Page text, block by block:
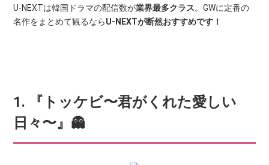
U-NEXTは韓国ドラマの配信数が業界最多クラス。GWに定番の
名作をまとめて観るならU-NEXTが断然おすすめです！
1. 『トッケビ〜君がくれた愛しい
日々〜』👻